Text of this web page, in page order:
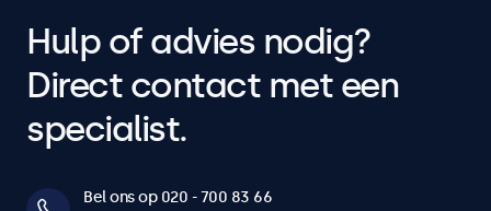
Hulp of advies nodig?
Direct contact met een
specialist.
Bel ons op 020 - 700 83 66